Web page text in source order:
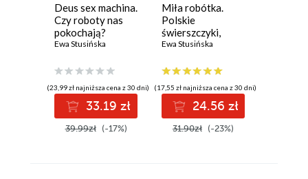
Deus sex machina.
Czy roboty nas
pokochają?
Ewa Stusińska
(23,99 zł najniższa cena z 30 dni)
33.19 zł
39.99zł (-17%)
Miła robótka.
Polskie
świerszczyki,
harlekiny i porno z
Ewa Stusińska
(17,55 zł najniższa cena z 30 dni)
24.56 zł
31.90zł (-23%)